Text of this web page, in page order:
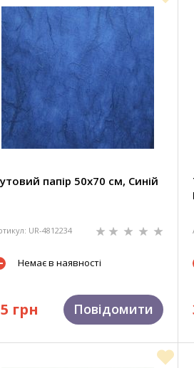
папір 50х70 см, Синій
UR-4812234
Немає в наявності
грн Повідомити